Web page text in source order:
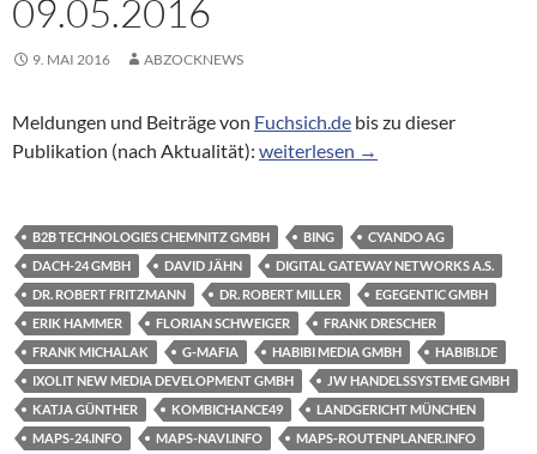
09.05.2016
9. MAI 2016 ABZOCKNEWS
Meldungen und Beiträge von Fuchsich.de bis zu dieser
Publikation (nach Aktualität): Fuchsich.de zum 09.05.2016
weiterlesen →
B2B TECHNOLOGIES CHEMNITZ GMBH BING
CYANDO AG
DACH-24 GMBH
DAVID JÄHN
DIGITAL GATEWAY NETWORKS A.S.
DR. ROBERT FRITZMANN
DR. ROBERT MILLER
EGEGENTIC GMBH
ERIK HAMMER
FLORIAN SCHWEIGER
FRANK DRESCHER
FRANK MICHALAK
G-MAFIA HABIBI MEDIA GMBH
HABIBI.DE
IXOLIT NEW MEDIA DEVELOPMENT GMBH
JW HANDELSSYSTEME GMBH
KATJA GÜNTHER
KOMBICHANCE49
LANDGERICHT MÜNCHEN
MAPS-24.INFO
MAPS-NAVI.INFO
MAPS-ROUTENPLANER.INFO